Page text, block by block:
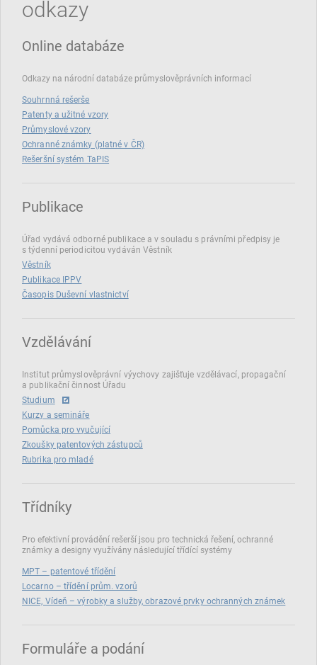
odkazy
Online databáze
Odkazy na národní databáze průmyslověprávních informací
Souhrnná rešerše
Patenty a užitné vzory
Průmyslové vzory
Ochranné známky (platné v ČR)
Rešeršní systém TaPIS
Publikace
Úřad vydává odborné publikace a v souladu s právními předpisy je
s týdenní periodicitou vydáván Věstník
Věstník
Publikace IPPV
Časopis Duševní vlastnictví
Vzdělávání
Institut průmyslověprávní výychovy zajišťuje vzdělávací, propagační
a publikační činnost Úřadu
Studium
Kurzy a semináře
Pomůcka pro vyučující
Zkoušky patentových zástupců
Rubrika pro mladé
Třídníky
Pro efektivní provádění rešerší jsou pro technická řešení, ochranné
známky a designy využívány následující třídící systémy
MPT – patentové třídění
Locarno – třídění prům. vzorů
NICE, Vídeň – výrobky a služby, obrazové prvky ochranných známek
Formuláře a podání